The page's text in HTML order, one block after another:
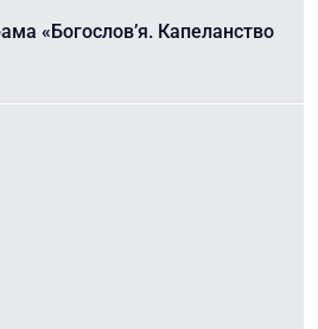
«Богослов’я. Капеланство